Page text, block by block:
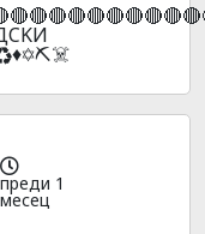
преди 1
месец